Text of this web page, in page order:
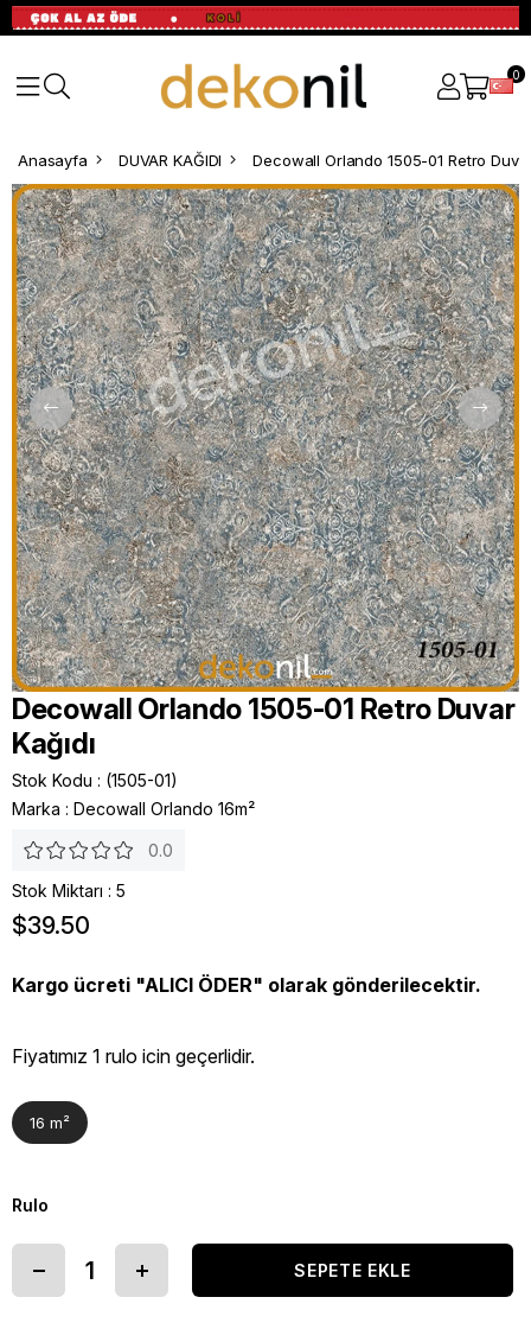
0
Anasayfa DUVAR KAĞIDI Decowall Orlando 1505-01 Retro Duvar
Decowall Orlando 1505-01 Retro Duvar
Kağıdı
Stok Kodu
(1505-01)
Marka : Decowall Orlando 16m²
0.0
Stok Miktarı : 5
$39.50
Kargo ücreti "ALICI ÖDER" olarak gönderilecektir.
Fiyatımız 1 rulo icin geçerlidir.
16 m²
Rulo